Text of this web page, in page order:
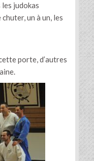
judokas
un à un, les
porte, d’autres